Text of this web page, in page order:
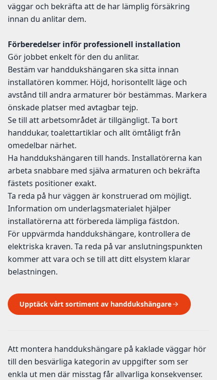
väggar och bekräfta att de har lämplig försäkring
innan du anlitar dem.
Förberedelser inför professionell installation
Gör jobbet enkelt för den du anlitar.
Bestäm var handdukshängaren ska sitta innan
installatören kommer. Höjd, horisontellt läge och
avstånd till andra armaturer bör bestämmas. Markera
önskade platser med avtagbar tejp.
Se till att arbetsområdet är tillgängligt. Ta bort
handdukar, toalettartiklar och allt ömtåligt från
omedelbar närhet.
Ha handdukshängaren till hands. Installatörerna kan
arbeta snabbare med själva armaturen och bekräfta
fästets positioner exakt.
Ta reda på hur väggen är konstruerad om möjligt.
Information om underlagsmaterialet hjälper
installatörerna att förbereda lämpliga fästdon.
För uppvärmda handdukshängare, kontrollera de
elektriska kraven. Ta reda på var anslutningspunkten
kommer att vara och se till att ditt elsystem klarar
belastningen.
Upptäck vårt sortiment av handdukshängare
Att montera handdukshängare på kaklade väggar hör
till den besvärliga kategorin av uppgifter som ser
enkla ut men där misstag får allvarliga konsekvenser.